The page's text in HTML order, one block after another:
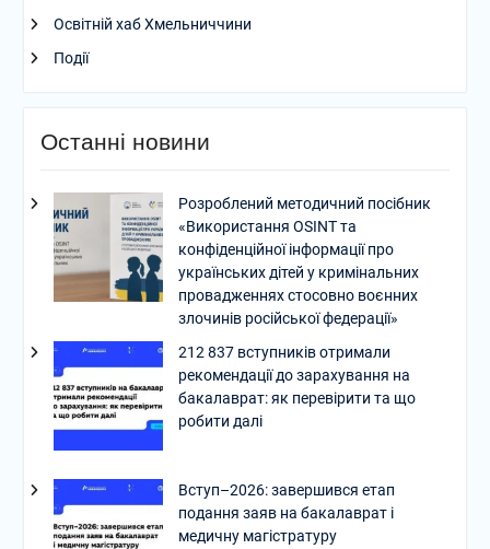
Освітній хаб Хмельниччини
Події
Останні новини
Розроблений методичний посібник
«Використання OSINT та
конфіденційної інформації про
українських дітей у кримінальних
провадженнях стосовно воєнних
злочинів російської федерації»
212 837 вступників отримали
рекомендації до зарахування на
бакалаврат: як перевірити та що
робити далі
Вступ–2026: завершився етап
подання заяв на бакалаврат і
медичну магістратуру